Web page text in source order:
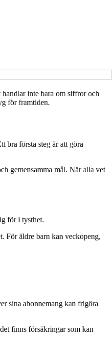
inte bara om siffror och
för framtiden.
bra första steg är att göra
gemensamma mål. När alla vet
för i tysthet.
För äldre barn kan veckopeng,
sina abonnemang kan frigöra
finns försäkringar som kan